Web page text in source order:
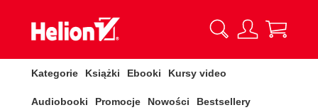
Kategorie Książki Ebooki Kursy video
Audiobooki Promocje Nowości Bestsellery